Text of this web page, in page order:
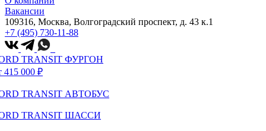
Вакансии
109316, Москва, Волгоградский проспект, д. 43 к.1
+7 (495) 730-11-88
TRANSIT ФУРГОН
415 000 ₽
TRANSIT АВТОБУС
TRANSIT ШАССИ